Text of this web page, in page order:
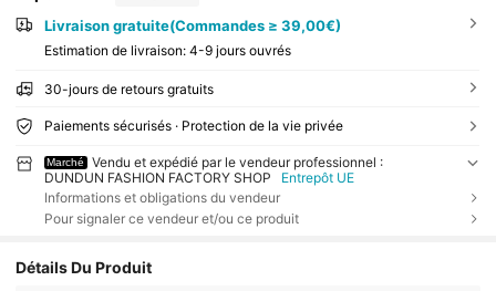
Livraison gratuite(Commandes ≥ 39,00€)
Estimation de livraison: 4-9 jours ouvrés
30-jours de retours gratuits
Paiements sécurisés · Protection de la vie privée
Marché
Vendu et expédié par le vendeur professionnel :
DUNDUN FASHION FACTORY SHOP
Entrepôt UE
Informations et obligations du vendeur
Pour signaler ce vendeur et/ou ce produit
Détails Du Produit